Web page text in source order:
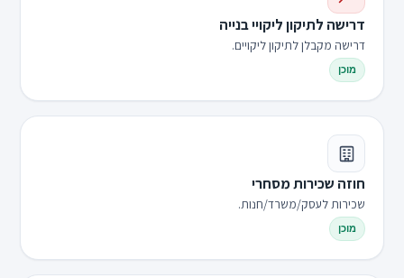
דרישה לתיקון ליקויי בנייה
דרישה מקבלן לתיקון ליקויים.
מוכן
חוזה שכירות מסחרי
שכירות לעסק/משרד/חנות.
מוכן